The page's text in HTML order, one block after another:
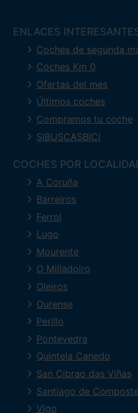
ENLACES
Coches de segunda
Coches Km 0
Ofertas del mes
Últimos coches
Compramos tu coche
SIBUSCASBICI
COCHES POR
A Coruña
Barreiros
Ferrol
Lugo
Mourente
O Milladoiro
Oleiros
Ourense
Perillo
Pontevedra
Quintela Canedo
San Cibrao das Viñas
Santiago de
Vigo